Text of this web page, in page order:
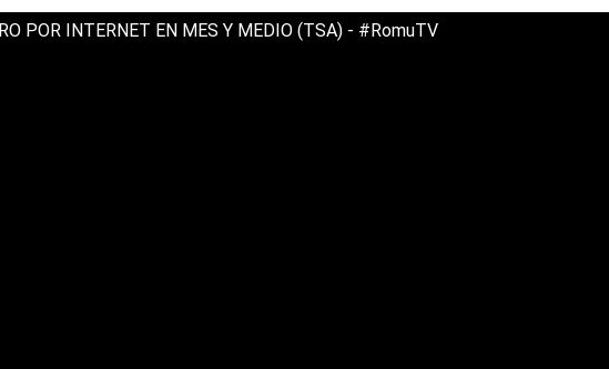
POR INTERNET EN MES Y MEDIO (TSA) - #RomuTV